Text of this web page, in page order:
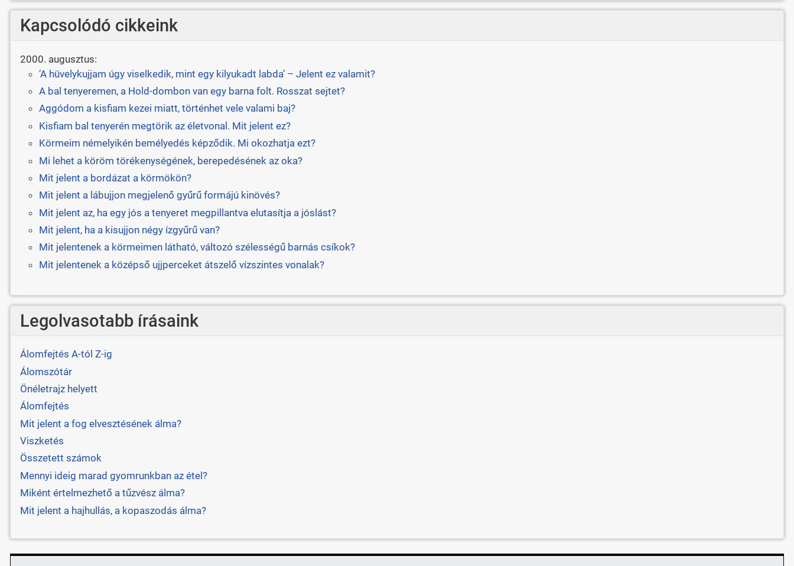
Kapcsolódó cikkeink
2000. augusztus:
’A hüvelykujjam úgy viselkedik, mint egy kilyukadt labda’ – Jelent ez valamit?
A bal tenyeremen, a Hold-dombon van egy barna folt. Rosszat sejtet?
Aggódom a kisfiam kezei miatt, történhet vele valami baj?
Kisfiam bal tenyerén megtörik az életvonal. Mit jelent ez?
Körmeim némelyikén bemélyedés képződik. Mi okozhatja ezt?
Mi lehet a köröm törékenységének, berepedésének az oka?
Mit jelent a bordázat a körmökön?
Mit jelent a lábujjon megjelenő gyűrű formájú kinövés?
Mit jelent az, ha egy jós a tenyeret megpillantva elutasítja a jóslást?
Mit jelent, ha a kisujjon négy ízgyűrű van?
Mit jelentenek a körmeimen látható, változó szélességű barnás csíkok?
Mit jelentenek a középső ujjperceket átszelő vízszintes vonalak?
Legolvasotabb írásaink
Álomfejtés A-tól Z-ig
Álomszótár
Önéletrajz helyett
Álomfejtés
Mit jelent a fog elvesztésének álma?
Viszketés
Összetett számok
Mennyi ideig marad gyomrunkban az étel?
Miként értelmezhető a tűzvész álma?
Mit jelent a hajhullás, a kopaszodás álma?